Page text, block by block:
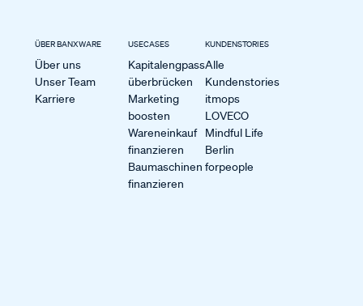
ÜBER BANXWARE
Über uns
Unser Team
Karriere
USECASES
Kapitalengpass
überbrücken
Marketing
boosten
Wareneinkauf
finanzieren
Baumaschinen
finanzieren
KUNDENSTORIES
Alle
Kundenstories
itmops
LOVECO
Mindful Life
Berlin
forpeople